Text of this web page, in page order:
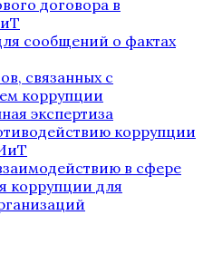
договора в
сообщений о фактах
связанных с
коррупции
экспертиза
коррупции
в сфере
коррупции для